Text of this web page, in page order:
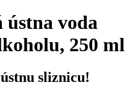
ústna voda
250 ml
sliznicu!